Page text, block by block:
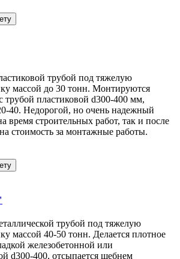
трубой под тяжелую
массой до 30 тонн. Монтируются
трубой пластиковой d300-400 мм,
40. Недорогой, но очень надежный
время строительных работ, так и после
стоимость за монтажные работы.
трубой под тяжелую
массой 40-50 тонн. Делается плотное
железобетонной или
d300-400, отсыпается щебнем